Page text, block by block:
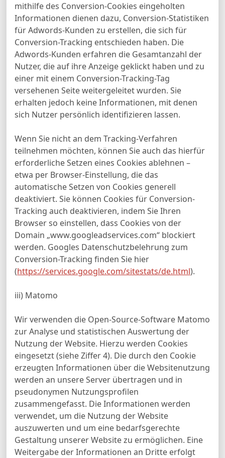
mithilfe des Conversion-Cookies eingeholten
Informationen dienen dazu, Conversion-Statistiken
für Adwords-Kunden zu erstellen, die sich für
Conversion-Tracking entschieden haben. Die
Adwords-Kunden erfahren die Gesamtanzahl der
Nutzer, die auf ihre Anzeige geklickt haben und zu
einer mit einem Conversion-Tracking-Tag
versehenen Seite weitergeleitet wurden. Sie
erhalten jedoch keine Informationen, mit denen
sich Nutzer persönlich identifizieren lassen.
Wenn Sie nicht an dem Tracking-Verfahren
teilnehmen möchten, können Sie auch das hierfür
erforderliche Setzen eines Cookies ablehnen –
etwa per Browser-Einstellung, die das
automatische Setzen von Cookies generell
deaktiviert. Sie können Cookies für Conversion-
Tracking auch deaktivieren, indem Sie Ihren
Browser so einstellen, dass Cookies von der
Domain „www.googleadservices.com“ blockiert
werden. Googles Datenschutzbelehrung zum
Conversion-Tracking finden Sie hier
(https://services.google.com/sitestats/de.html).
iii) Matomo
Wir verwenden die Open-Source-Software Matomo
zur Analyse und statistischen Auswertung der
Nutzung der Website. Hierzu werden Cookies
eingesetzt (siehe Ziffer 4). Die durch den Cookie
erzeugten Informationen über die Websitenutzung
werden an unsere Server übertragen und in
pseudonymen Nutzungsprofilen
zusammengefasst. Die Informationen werden
verwendet, um die Nutzung der Website
auszuwerten und um eine bedarfsgerechte
Gestaltung unserer Website zu ermöglichen. Eine
Weitergabe der Informationen an Dritte erfolgt